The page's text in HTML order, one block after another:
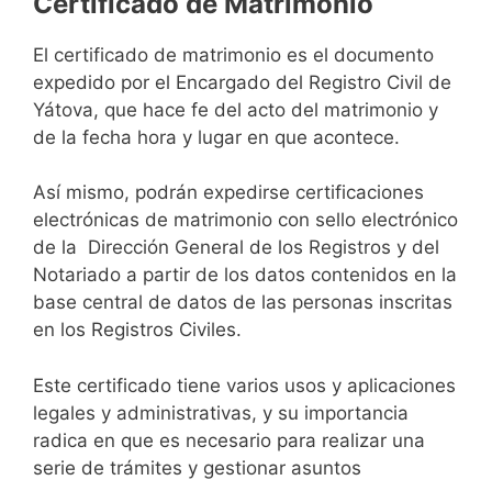
El certificado de matrimonio es el documento
expedido por el Encargado del Registro Civil de
Yátova, que hace fe del acto del matrimonio y
de la fecha hora y lugar en que acontece.
Así mismo, podrán expedirse certificaciones
electrónicas de matrimonio con sello electrónico
de la Dirección General de los Registros y del
Notariado a partir de los datos contenidos en la
base central de datos de las personas inscritas
en los Registros Civiles.
Este certificado tiene varios usos y aplicaciones
legales y administrativas, y su importancia
radica en que es necesario para realizar una
serie de trámites y gestionar asuntos